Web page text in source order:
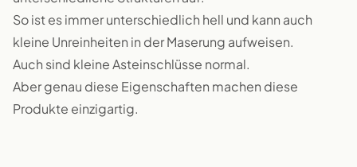
So ist es immer unterschiedlich hell und kann auch
kleine Unreinheiten in der Maserung aufweisen.
Auch sind kleine Asteinschlüsse normal.
Aber genau diese Eigenschaften machen diese
Produkte einzigartig.